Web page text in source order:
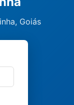
Goiás